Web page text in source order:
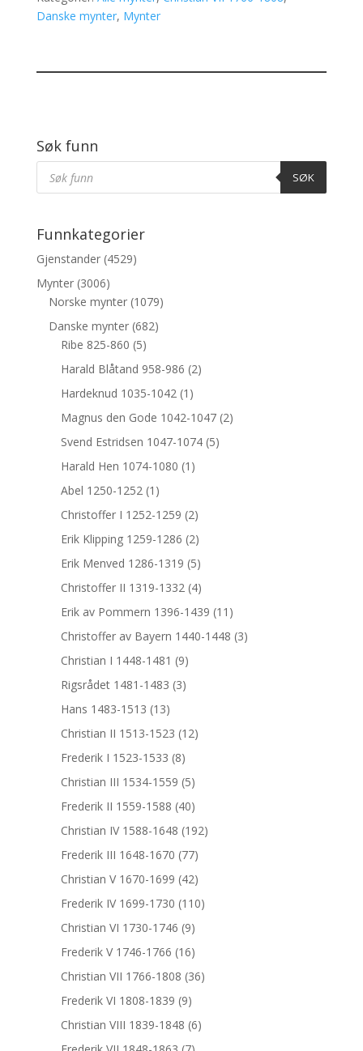
Danske mynter, Mynter
Søk funn
Products
Søk SØK
Funnkategorier
Gjenstander (4529)
Mynter (3006)
Norske mynter (1079)
Danske mynter (682)
Ribe 825-860 (5)
Harald Blåtand 958-986 (2)
Hardeknud 1035-1042 (1)
Magnus den Gode 1042-1047 (2)
Svend Estridsen 1047-1074 (5)
Harald Hen 1074-1080 (1)
Abel 1250-1252 (1)
Christoffer I 1252-1259 (2)
Erik Klipping 1259-1286 (2)
Erik Menved 1286-1319 (5)
Christoffer II 1319-1332 (4)
Erik av Pommern 1396-1439 (11)
Christoffer av Bayern 1440-1448 (3)
Christian I 1448-1481 (9)
Rigsrådet 1481-1483 (3)
Hans 1483-1513 (13)
Christian II 1513-1523 (12)
Frederik I 1523-1533 (8)
Christian III 1534-1559 (5)
Frederik II 1559-1588 (40)
Christian IV 1588-1648 (192)
Frederik III 1648-1670 (77)
Christian V 1670-1699 (42)
Frederik IV 1699-1730 (110)
Christian VI 1730-1746 (9)
Frederik V 1746-1766 (16)
Christian VII 1766-1808 (36)
Frederik VI 1808-1839 (9)
Christian VIII 1839-1848 (6)